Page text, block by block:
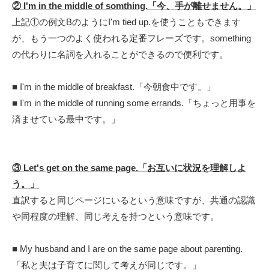
② I'm in the middle of somthing.「今、手が離せません。」
上記①の例文BのようにI'm tied up.を使うこともできます
が、もう一つのよく使われる定番フレーズです。something
の代わりに名詞を入れることができるので便利です。
■ I'm in the middle of breakfast.「今朝食中です。」
■ I'm in the middle of running some errands.「ちょっと用事を
済ませている最中です。」
③ Let's get on the same page. 「お互いに状況を理解しよ
う。」
直訳すると同じページにいるという意味ですが、共通の認識
や同程度の理解、同じ考えを持つという意味です。
■ My husband and I are on the same page about parenting.
「私と夫は子育てに関して考えが同じです。」